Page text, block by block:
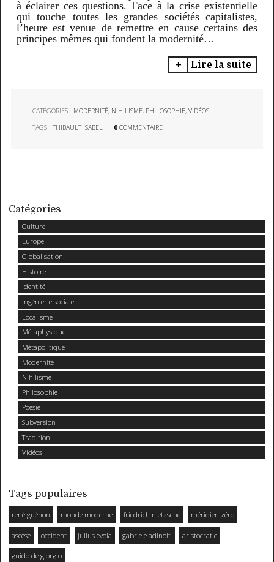
Catégories
Culture
Europe
Globalisation
Histoire
Identité
Ingénierie sociale
Localisme
Métaphysique
Métapolitique
Modernité
Nihilisme
Philosophie
Poésie
Subversion
Tradition
Vidéos
Tags populaires
rené guénon monde moderne friedrich nietzsche méridien zéro
ascèse occident julius evola gabriele adinolfi aristocratie
guido de giorgio
à éclairer ces questions. Face à la crise existentielle
qui touche toutes les grandes sociétés capitalistes,
l’heure est venue de remettre en cause certains des
principes mêmes qui fondent la modernité…
Lire la suite
CATÉGORIES : MODERNITÉ, NIHILISME, PHILOSOPHIE,VIDÉOS
TAGS :THIBAULT ISABEL 0 COMMENTAIRE